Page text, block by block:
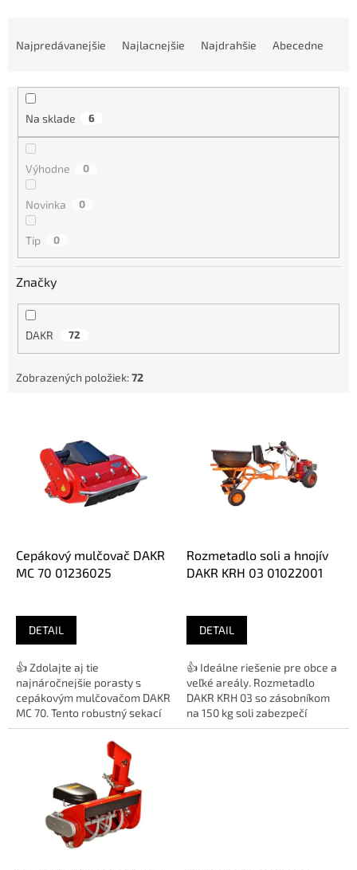
Najpredávanejšie Najlacnejšie Najdrahšie Abecedne
Na sklade 6
Výhodne 0
Novinka 0
Tip 0
Značky
DAKR 72
Zobrazených položiek:72
Cepákový mulčovač DAKR
MC 70 01236025
DETAIL
👍 Zdolajte aj tie
najnáročnejšie porasty s
cepákovým mulčovačom DAKR
MC 70. Tento robustný sekací
nástavec je navrhnutý pre
Rozmetadlo soli a hnojív
DAKR KRH 03 01022001
DETAIL
👍 Ideálne riešenie pre obce a
veľké areály. Rozmetadlo
DAKR KRH 03 so zásobníkom
na 150 kg soli zabezpečí
bezpečné chodníky a